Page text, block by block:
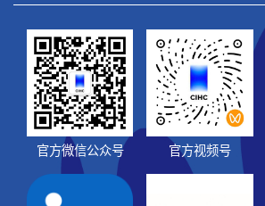
官方微信公众号 官方视频号